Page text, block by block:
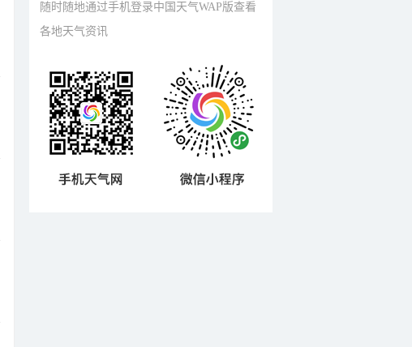
随时随地通过手机登录中国天气WAP版查看
各地天气资讯